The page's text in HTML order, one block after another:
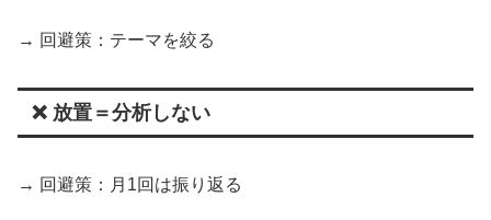
→ 回避策：テーマを絞る
❌ 放置＝分析しない
→ 回避策：月1回は振り返る